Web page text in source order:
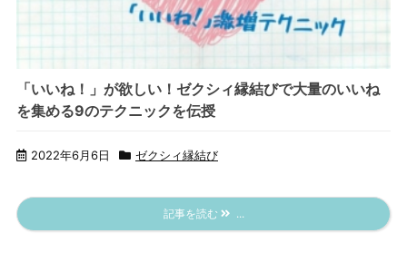
「いいね！」が欲しい！ゼクシィ縁結びで大量のいいね
を集める9のテクニックを伝授
2022年6月6日 ゼクシィ縁結び
記事を読む ...